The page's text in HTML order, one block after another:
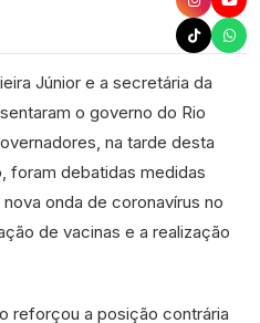
Júnior e a secretária da
o governo do Rio
na tarde desta
foram debatidas medidas
onda de coronavírus no
de vacinas e a realização
reforçou a posição contrária